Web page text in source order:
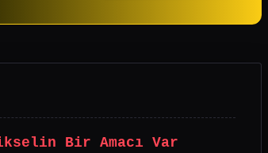
Bir Amacı Var